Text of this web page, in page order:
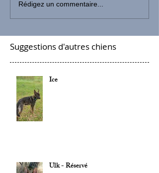
Rédigez un commentaire...
Suggestions d'autres chiens
Ice
Ulk - Réservé